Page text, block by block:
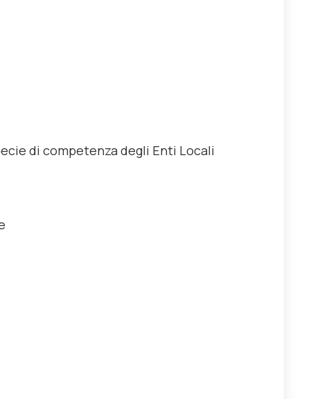
di competenza degli Enti Locali